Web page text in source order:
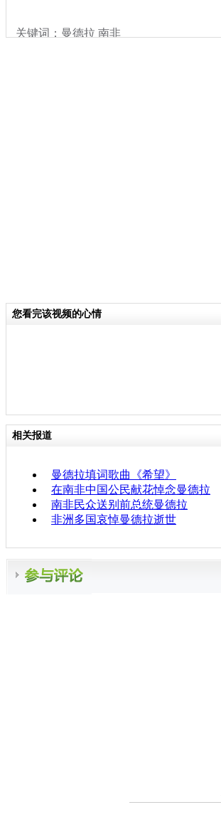
关键词：曼德拉 南非
您看完该视频的心情
相关报道
曼德拉填词歌曲《希望》
在南非中国公民献花悼念曼德拉
南非民众送别前总统曼德拉
非洲多国哀悼曼德拉逝世